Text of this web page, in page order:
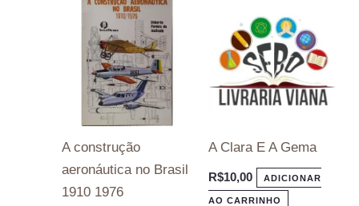
A construção
aeronáutica no Brasil
1910 1976
A Clara E A Gema
R$10,00 ADICIONAR
AO CARRINHO